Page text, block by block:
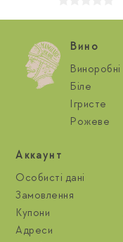
Вино
Виноробні
Біле
Ігристе
Рожеве
Aккаунт
Особисті дані
Замовлення
Купони
Адреси